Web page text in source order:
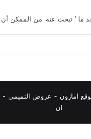
ما ’ تبحث عنه. من الممكن
امازون - عروض التميمي -
ان